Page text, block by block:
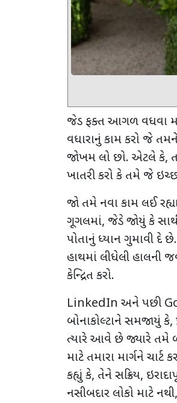
જેડ ફક્ત આગળ વધવા
વધારાનું કામ કરો જે
જોખમ લો છો. એટલે કે,
ખાતરી કરો કે તમે જે
જો તમે નવા કામ લઈ
ગૂગલમાં, જેડે જોયું કે
પોતાનું ધ્યાન ગુમાવી દે
હાથમાં લીધેલી હાલની
કેન્દ્રિત કરો.
LinkedIn અને પછી
બોનાકોલ્ટાને સમજાયું કે,
ત્યારે આવે છે જ્યારે તમે
માટે તમારા માર્ગને ચાર્ટ
કહ્યું કે, તેને સક્રિય,
નસીબદાર લોકો માટે નથી,